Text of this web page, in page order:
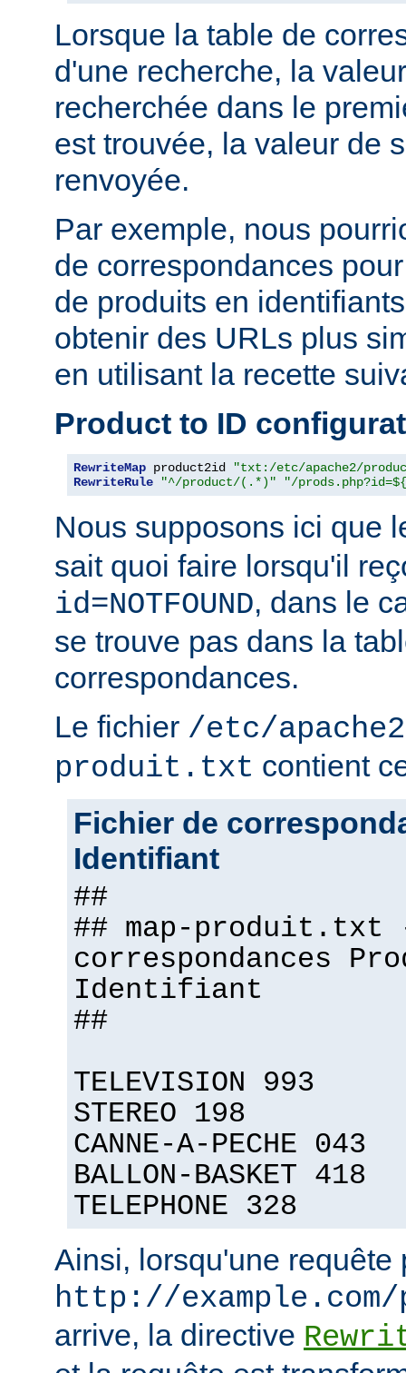
Lorsque la table de
d'une recherche, la
recherchée dans le
est trouvée, la valeur de
renvoyée.
Par exemple, nous
de correspondances
de produits en
obtenir des URLs plus
en utilisant la recette
Product to ID
RewriteMap product2id
"txt:/etc/apache2/
RewriteRule
"^/product/(.*)" "/
Nous supposons ici que
sait quoi faire lorsqu'il
id=NOTFOUND, dans le
se trouve pas dans la
correspondances.
Le fichier /etc/
produit.txt contient
Fichier de
Identifiant
##
## map-
correspondances
Identifiant
##
TELEVISION 993
STEREO 198
CANNE-A-PECHE 043
BALLON-BASKET 418
TELEPHONE 328
Ainsi, lorsqu'une requête
http://example.com/
arrive, la directive